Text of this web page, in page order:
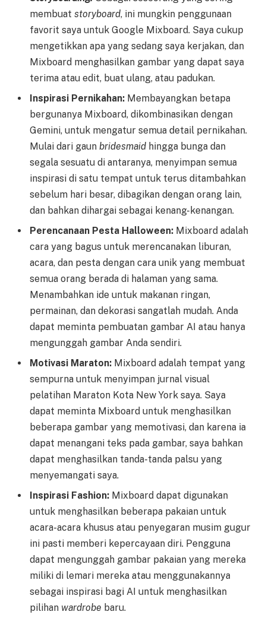
membuat storyboard, ini mungkin penggunaan
favorit saya untuk Google Mixboard. Saya cukup
mengetikkan apa yang sedang saya kerjakan, dan
Mixboard menghasilkan gambar yang dapat saya
terima atau edit, buat ulang, atau padukan.
Inspirasi Pernikahan: Membayangkan betapa
bergunanya Mixboard, dikombinasikan dengan
Gemini, untuk mengatur semua detail pernikahan.
Mulai dari gaun bridesmaid hingga bunga dan
segala sesuatu di antaranya, menyimpan semua
inspirasi di satu tempat untuk terus ditambahkan
sebelum hari besar, dibagikan dengan orang lain,
dan bahkan dihargai sebagai kenang-kenangan.
Perencanaan Pesta Halloween: Mixboard adalah
cara yang bagus untuk merencanakan liburan,
acara, dan pesta dengan cara unik yang membuat
semua orang berada di halaman yang sama.
Menambahkan ide untuk makanan ringan,
permainan, dan dekorasi sangatlah mudah. Anda
dapat meminta pembuatan gambar AI atau hanya
mengunggah gambar Anda sendiri.
Motivasi Maraton: Mixboard adalah tempat yang
sempurna untuk menyimpan jurnal visual
pelatihan Maraton Kota New York saya. Saya
dapat meminta Mixboard untuk menghasilkan
beberapa gambar yang memotivasi, dan karena ia
dapat menangani teks pada gambar, saya bahkan
dapat menghasilkan tanda-tanda palsu yang
menyemangati saya.
Inspirasi Fashion: Mixboard dapat digunakan
untuk menghasilkan beberapa pakaian untuk
acara-acara khusus atau penyegaran musim gugur
ini pasti memberi kepercayaan diri. Pengguna
dapat mengunggah gambar pakaian yang mereka
miliki di lemari mereka atau menggunakannya
sebagai inspirasi bagi AI untuk menghasilkan
pilihan wardrobe baru.